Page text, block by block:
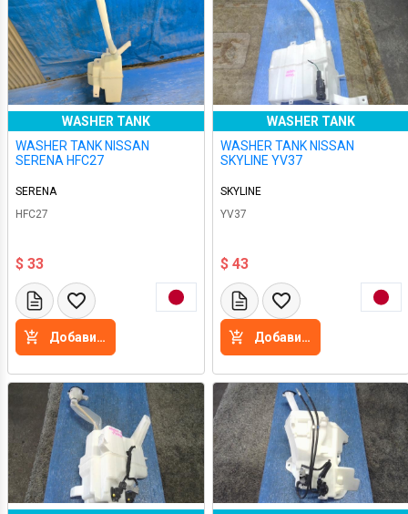
WASHER TANK
WASHER TANK NISSAN
SERENA HFC27
SERENA
HFC27
$ 33
Добавить в корзину
WASHER TANK
WASHER TANK NISSAN
SKYLINE YV37
SKYLINE
YV37
$ 43
Добавить в корзину